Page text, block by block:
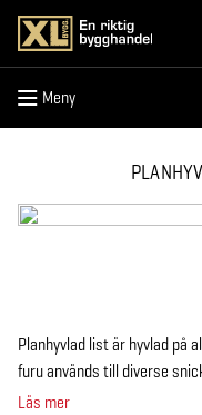
Meny
Meny
Planhyvlad list är hyvlad på
furu används till diverse
Läs mer